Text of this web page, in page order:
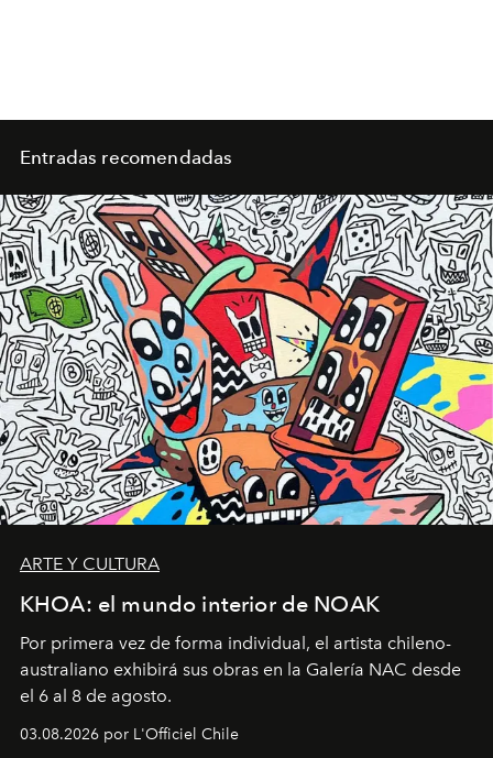
Entradas recomendadas
ARTE Y CULTURA
KHOA: el mundo interior de NOAK
Por primera vez de forma individual, el artista chileno-
australiano exhibirá sus obras en la Galería NAC desde
el 6 al 8 de agosto.
03.08.2026 por L'Officiel Chile